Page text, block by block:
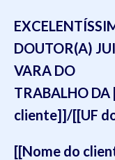
DOUTOR(A)
VARA DO
TRABALHO
cliente]]/[[UF
[[Nome do